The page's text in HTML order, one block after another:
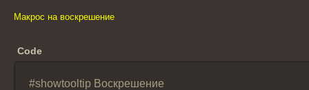
Макрос на воскрешение
Code
#showtooltip Воскрешение